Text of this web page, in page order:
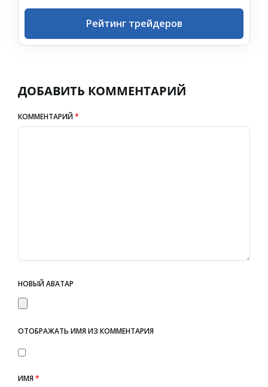
Рейтинг трейдеров
ДОБАВИТЬ КОММЕНТАРИЙ
КОММЕНТАРИЙ*
НОВЫЙ АВАТАР
ОТОБРАЖАТЬ ИМЯ ИЗ КОММЕНТАРИЯ
ИМЯ*